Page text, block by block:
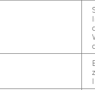
International
take the following
in Central